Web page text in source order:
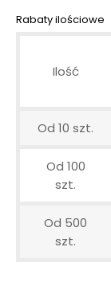
Rabaty ilościowe
Ilość
Od 10 szt.
Od 100
szt.
Od 500
szt.